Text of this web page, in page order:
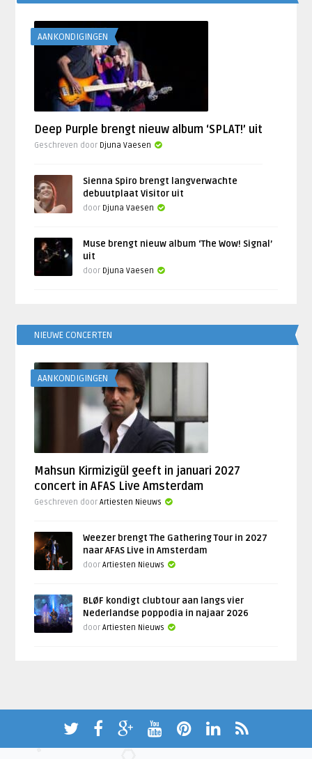
AANKONDIGINGEN
Deep Purple brengt nieuw album ‘SPLAT!’ uit
Geschreven door Djuna Vaesen
Sienna Spiro brengt langverwachte
debuutplaat Visitor uit
door Djuna Vaesen
Muse brengt nieuw album ‘The Wow! Signal’
uit
door Djuna Vaesen
NIEUWE CONCERTEN
AANKONDIGINGEN
Mahsun Kirmizigül geeft in januari 2027
concert in AFAS Live Amsterdam
Geschreven doorArtiesten Nieuws
Weezer brengt The Gathering Tour in 2027
naar AFAS Live in Amsterdam
doorArtiesten Nieuws
BLØF kondigt clubtour aan langs vier
Nederlandse poppodia in najaar 2026
doorArtiesten Nieuws